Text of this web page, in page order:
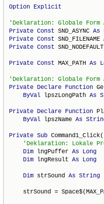
Option Explicit
Private Const SND_ASYNC As
Private Const SND_FILENAME
Private Const
Private Const MAX_PATH As
Private Declare Function
ByVal lpszLongPath As
Private Declare Function
ByVal lpszName As
Private Sub
Dim lngPuffer As Long
Dim lngResult As Long
Dim strSound As String
strSound =